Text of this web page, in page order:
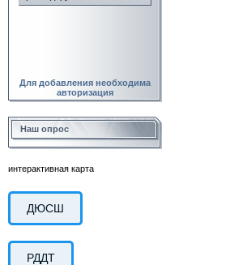
Для добавления необходима
авторизация
Наш опрос
интерактивная карта
ДЮСШ
РДДТ